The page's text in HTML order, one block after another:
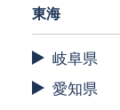
東海
岐阜県
愛知県